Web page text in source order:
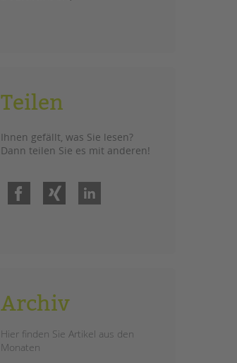
Teilen
Ihnen gefällt, was Sie lesen?
Dann teilen Sie es mit anderen!
Facebook
Archiv
Hier finden Sie Artikel aus den
Monaten